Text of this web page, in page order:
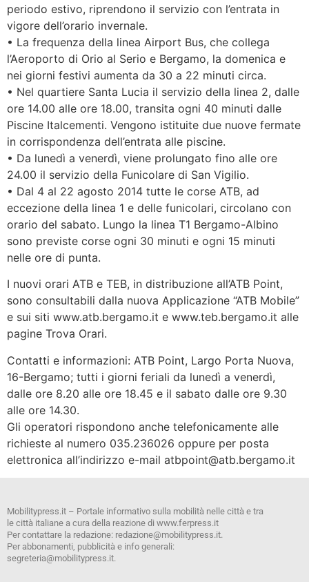
periodo estivo, riprendono il servizio con l’entrata in
vigore dell’orario invernale.
• La frequenza della linea Airport Bus, che collega
l’Aeroporto di Orio al Serio e Bergamo, la domenica e
nei giorni festivi aumenta da 30 a 22 minuti circa.
• Nel quartiere Santa Lucia il servizio della linea 2, dalle
ore 14.00 alle ore 18.00, transita ogni 40 minuti dalle
Piscine Italcementi. Vengono istituite due nuove fermate
in corrispondenza dell’entrata alle piscine.
• Da lunedì a venerdì, viene prolungato fino alle ore
24.00 il servizio della Funicolare di San Vigilio.
• Dal 4 al 22 agosto 2014 tutte le corse ATB, ad
eccezione della linea 1 e delle funicolari, circolano con
orario del sabato. Lungo la linea T1 Bergamo-Albino
sono previste corse ogni 30 minuti e ogni 15 minuti
nelle ore di punta.
I nuovi orari ATB e TEB, in distribuzione all’ATB Point,
sono consultabili dalla nuova Applicazione “ATB Mobile”
e sui siti www.atb.bergamo.it e www.teb.bergamo.it alle
pagine Trova Orari.
Contatti e informazioni: ATB Point, Largo Porta Nuova,
16-Bergamo; tutti i giorni feriali da lunedì a venerdì,
dalle ore 8.20 alle ore 18.45 e il sabato dalle ore 9.30
alle ore 14.30.
Gli operatori rispondono anche telefonicamente alle
richieste al numero 035.236026 oppure per posta
elettronica all’indirizzo e-mail atbpoint@atb.bergamo.it
Mobilitypress.it – Portale informativo sulla mobilità nelle città e tra
le città italiane a cura della reazione di www.ferpress.it
Per contattare la redazione: redazione@mobilitypress.it.
Per abbonamenti, pubblicità e info generali:
segreteria@mobilitypress.it.